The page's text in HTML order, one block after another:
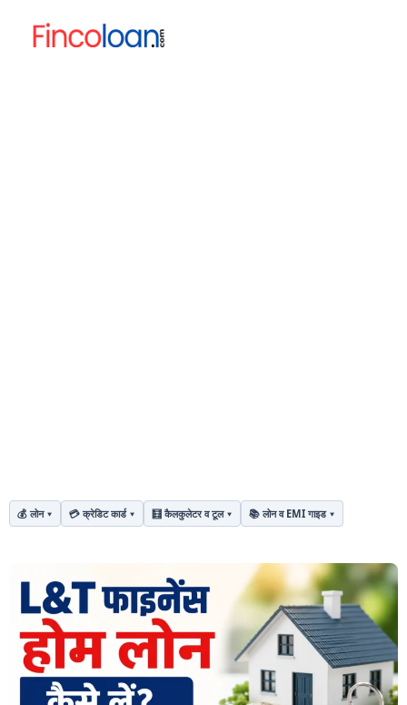
💰 लोन 💳 क्रेडिट कार्ड 🧮 कैलकुलेटर व टूल 📚 लोन व EMI गाइड